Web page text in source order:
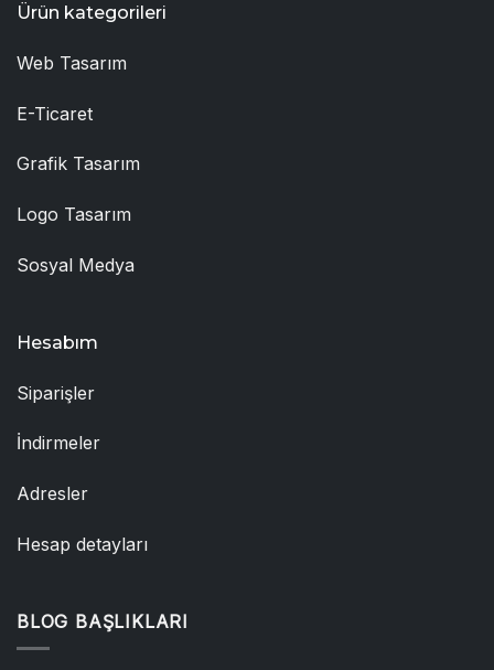
Ürün kategorileri
Web Tasarım
E-Ticaret
Grafik Tasarım
Logo Tasarım
Sosyal Medya
Hesabım
Siparişler
İndirmeler
Adresler
Hesap detayları
BLOG BAŞLIKLARI